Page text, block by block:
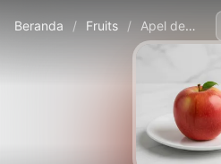
Beranda / Fruits / Apel dengan kulit